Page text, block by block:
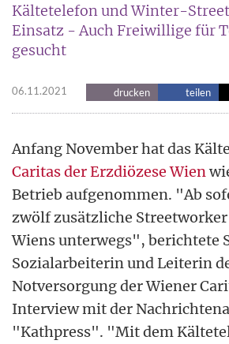
Kältetelefon und Winter-
Einsatz - Auch Freiwillige für
gesucht
06.11.2021 drucken teilen
Anfang November hat das
Caritas der Erzdiözese Wien
Betrieb aufgenommen. "Ab
zwölf zusätzliche
Wiens unterwegs", berichtete
Sozialarbeiterin und Leiterin
Notversorgung der Wiener
Interview mit der
"Kathpress". "Mit dem